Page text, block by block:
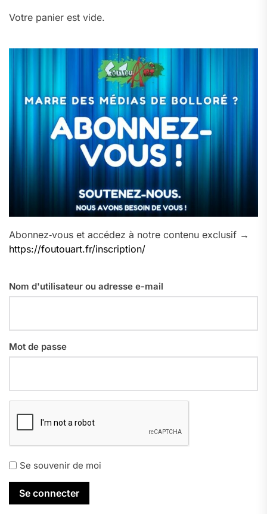
Votre panier est vide.
Abonnez‑vous et accédez à notre contenu exclusif →
https://foutouart.fr/inscription/
Nom d'utilisateur ou adresse e-mail
Mot de passe
Se souvenir de moi